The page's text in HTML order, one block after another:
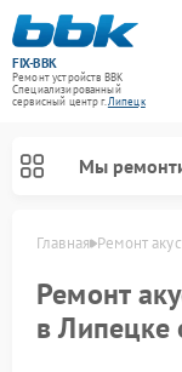
FIX-BBK
Ремонт устройств BBK
Специализированный
cервисный центр г.Липецк
Мы
Главная Ремонт
Ремонт
в Липецке